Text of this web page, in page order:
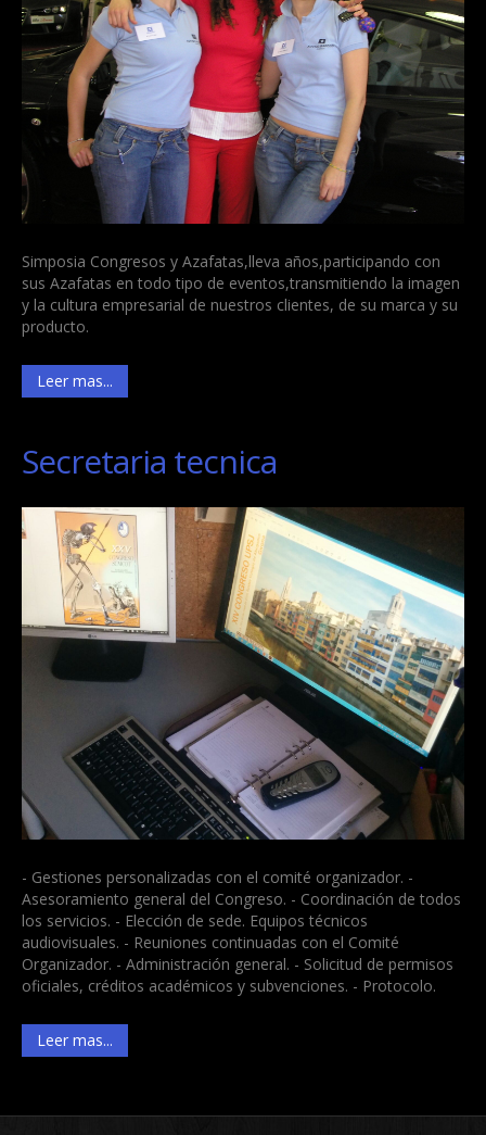
Simposia Congresos y Azafatas,lleva años,participando con
sus Azafatas en todo tipo de eventos,transmitiendo la imagen
y la cultura empresarial de nuestros clientes, de su marca y su
producto.
Leer mas...
Secretaria tecnica
- Gestiones personalizadas con el comité organizador. -
Asesoramiento general del Congreso. - Coordinación de todos
los servicios. - Elección de sede. Equipos técnicos
audiovisuales. - Reuniones continuadas con el Comité
Organizador. - Administración general. - Solicitud de permisos
oficiales, créditos académicos y subvenciones. - Protocolo.
Leer mas...